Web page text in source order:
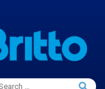
Search
Search